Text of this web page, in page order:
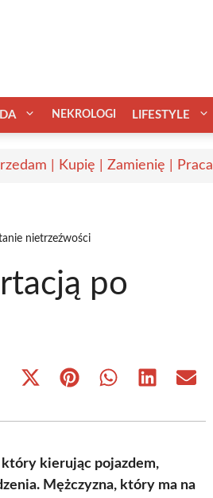
NEKROLOGI LIFESTYLE
| Kupię | Zamienię | Praca
nietrzeźwości
po
Share
(Twitter)
Share Share Share Share
kierując pojazdem,
Mężczyzna, który ma na